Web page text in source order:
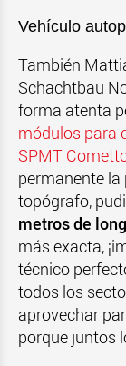
Vehículo
También
Schachtbau
forma atenta
módulos para
SPMT
permanente
topógrafo,
metros de
más exacta,
técnico
todos los
aprovechar
porque juntos